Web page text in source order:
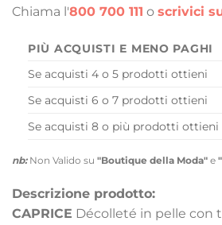
Chiama l'800 700 111 o scrivici
PIÙ ACQUISTI E MENO PAGHI
Se acquisti 4 o 5 prodotti ottieni
Se acquisti 6 o 7 prodotti ottieni
Se acquisti 8 o più prodotti ottieni
nb:Non Valido su "Boutique della Moda" e
Descrizione prodotto:
CAPRICE Décolleté in pelle con